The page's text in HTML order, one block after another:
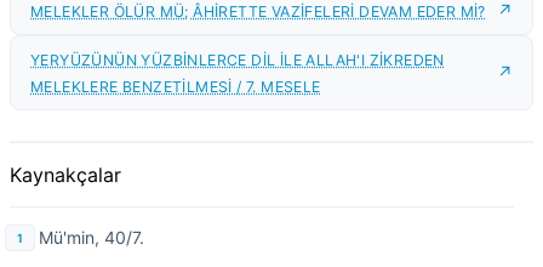
MELEKLER ÖLÜR MÜ; ÂHİRETTE VAZİFELERİ DEVAM EDER Mİ?
YERYÜZÜNÜN YÜZBİNLERCE DİL İLE ALLAH'I ZİKREDEN
MELEKLERE BENZETİLMESİ / 7. MESELE
Kaynakçalar
Mü'min, 40/7.